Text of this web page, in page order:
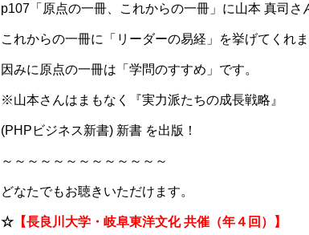
p107「原点の一冊、これからの一冊」に山本 真司さ
これからの一冊に「リーダーの易経」を挙げてくれま
因みに原点の一冊は「学問のすすめ」です。
※山本さんはまもなく『実力派たちの成長戦略』
(PHPビジネス新書) 新書 を出版！
～～～～～～～～～～～～～
どなたでもお聴きいただけます。
☆ 【長良川大学・岐阜東洋文化 共催（年４回）】